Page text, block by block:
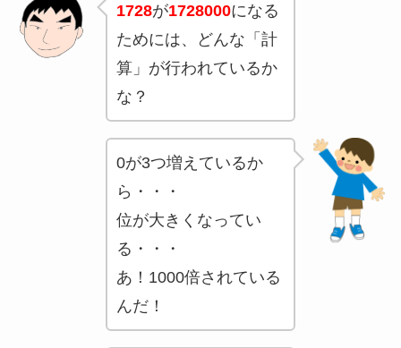
1728が1728000になる
ためには、どんな「計
算」が行われているか
な？
0が3つ増えているか
ら・・・
位が大きくなってい
る・・・
あ！1000倍されている
んだ！